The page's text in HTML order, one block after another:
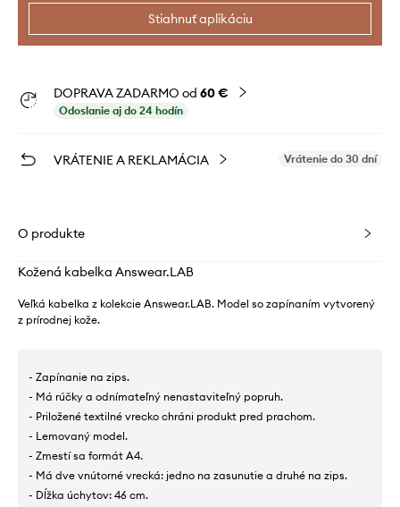
Stiahnuť aplikáciu
DOPRAVA ZADARMO od 60 €
Odoslanie aj do 24 hodín
VRÁTENIE A REKLAMÁCIA Vrátenie do 30 dní
O produkte
Kožená kabelka Answear.LAB
Veľká kabelka z kolekcie Answear.LAB. Model so zapínaním vytvorený
z prírodnej kože.
- Zapínanie na zips.
- Má rúčky a odnímateľný nenastaviteľný popruh.
- Priložené textilné vrecko chráni produkt pred prachom.
- Lemovaný model.
- Zmestí sa formát A4.
- Má dve vnútorné vrecká: jedno na zasunutie a druhé na zips.
- Dĺžka úchytov: 46 cm.